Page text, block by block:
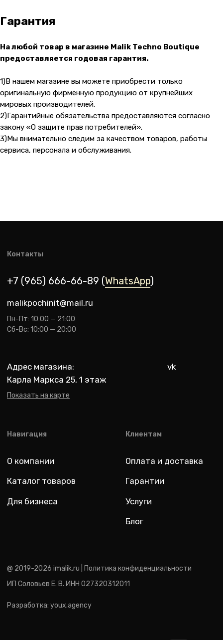
Гарантия
На любой товар в магазине Malik Techno Boutique
предоставляется годовая гарантия.
1)В нашем магазине вы можете приобрести только
оригинальную фирменную продукцию от крупнейших
мировых производителей.
2)Гарантийные обязательства предоставляются согласно
закону «О защите прав потребителей».
3)Мы внимательно следим за качеством товаров, работы
сервиса, персонала и обслуживания.